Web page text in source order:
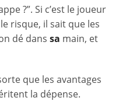
?”. Si c’est le joueur
risque, il sait que les
dé dans sa main, et
que les avantages
la dépense.